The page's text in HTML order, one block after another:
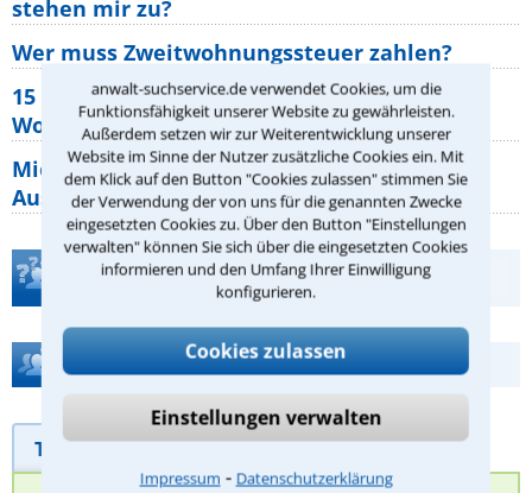
anwalt-suchservice.de verwendet Cookies, um die
Funktionsfähigkeit unserer Website zu gewährleisten.
Außerdem setzen wir zur Weiterentwicklung unserer
Website im Sinne der Nutzer zusätzliche Cookies ein. Mit
dem Klick auf den Button "Cookies zulassen" stimmen Sie
der Verwendung der von uns für die genannten Zwecke
eingesetzten Cookies zu. Über den Button "Einstellungen
verwalten" können Sie sich über die eingesetzten Cookies
informieren und den Umfang Ihrer Einwilligung
konfigurieren.
Cookies zulassen
Einstellungen verwalten
Impressum ⁃ Datenschutzerklärung
stehen mir zu?
Wer muss Zweitwohnungssteuer zahlen?
15 elementare Rechte, die jeder
Wohnungseigentümer kennen sollte
Mietpreisbremse 2026: Alle Regeln,
Ausnahmen und Rechte für Mieter
Teste Dein Rechtswissen
Hilfe bei Ihrer Anwaltsuche?
Telefonhilfe Beratungsanfrage